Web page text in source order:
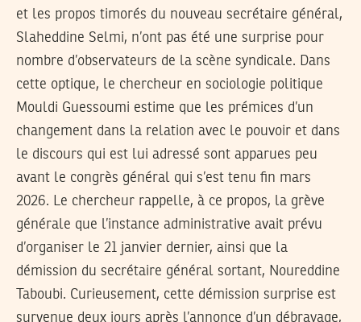
et les propos timorés du nouveau secrétaire général,
Slaheddine Selmi, n’ont pas été une surprise pour
nombre d’observateurs de la scène syndicale. Dans
cette optique, le chercheur en sociologie politique
Mouldi Guessoumi estime que les prémices d’un
changement dans la relation avec le pouvoir et dans
le discours qui est lui adressé sont apparues peu
avant le congrès général qui s’est tenu fin mars
2026. Le chercheur rappelle, à ce propos, la grève
générale que l’instance administrative avait prévu
d’organiser le 21 janvier dernier, ainsi que la
démission du secrétaire général sortant, Noureddine
Taboubi. Curieusement, cette démission surprise est
survenue deux jours après l’annonce d’un débrayage,